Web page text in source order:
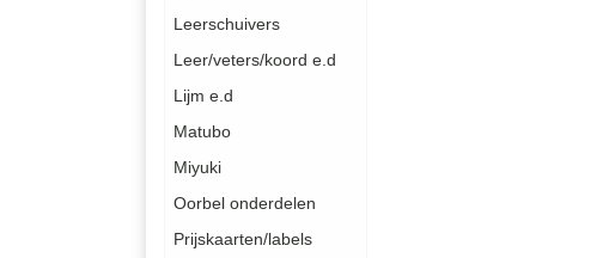
Leerschuivers
Leer/veters/koord e.d
Lijm e.d
Matubo
Miyuki
Oorbel onderdelen
Prijskaarten/labels